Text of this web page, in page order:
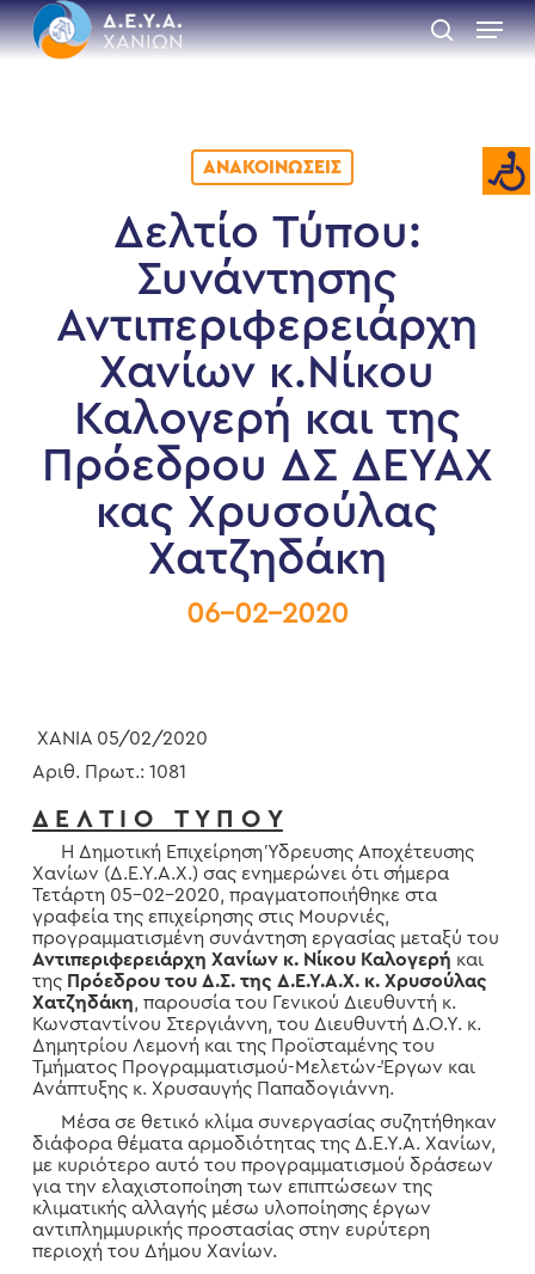
Skip
to
main
search
Menu
ΑΝΑΚΟΙΝΏΣΕΙΣ
Δελτίο Τύπου:
Συνάντησης
Αντιπεριφερειάρχη
Χανίων κ.Νίκου
Καλογερή και της
Πρόεδρου ΔΣ ΔΕΥΑΧ
κας Χρυσούλας
Χατζηδάκη
06-02-2020
ΧΑΝΙΑ 05/02/2020
Αριθ. Πρωτ.: 1081
Δ Ε Λ Τ Ι Ο Τ Υ Π Ο Υ
Η Δημοτική Επιχείρηση Ύδρευσης Αποχέτευσης
Χανίων (Δ.Ε.Υ.Α.Χ.) σας ενημερώνει ότι σήμερα
Τετάρτη 05-02-2020, πραγματοποιήθηκε στα
γραφεία της επιχείρησης στις Μουρνιές,
προγραμματισμένη συνάντηση εργασίας μεταξύ του
Αντιπεριφερειάρχη Χανίων κ. Νίκου Καλογερή και
της Πρόεδρου του Δ.Σ. της Δ.Ε.Υ.Α.Χ. κ. Χρυσούλας
Χατζηδάκη, παρουσία του Γενικού Διευθυντή κ.
Κωνσταντίνου Στεργιάννη, του Διευθυντή Δ.Ο.Υ. κ.
Δημητρίου Λεμονή και της Προϊσταμένης του
Τμήματος Προγραμματισμού-Μελετών-Έργων και
Ανάπτυξης κ. Χρυσαυγής Παπαδογιάννη.
Μέσα σε θετικό κλίμα συνεργασίας συζητήθηκαν
διάφορα θέματα αρμοδιότητας της Δ.Ε.Υ.Α. Χανίων,
με κυριότερο αυτό του προγραμματισμού δράσεων
για την ελαχιστοποίηση των επιπτώσεων της
κλιματικής αλλαγής μέσω υλοποίησης έργων
αντιπλημμυρικής προστασίας στην ευρύτερη
περιοχή του Δήμου Χανίων.